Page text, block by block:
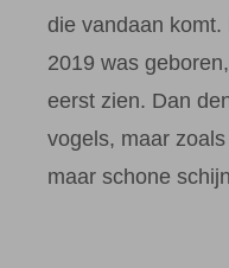
die vandaan
2019 was
eerst zien. Dan
vogels, maar
maar schone